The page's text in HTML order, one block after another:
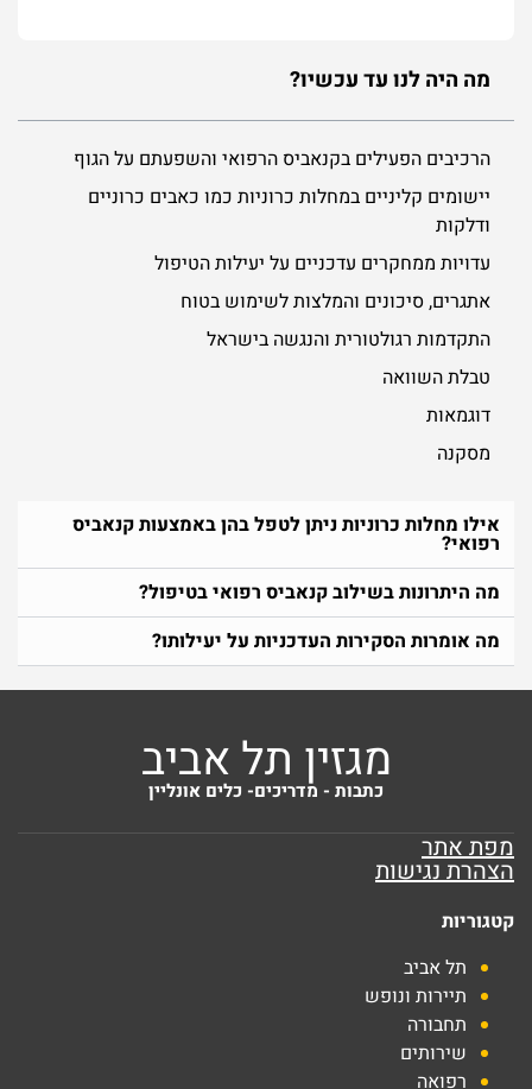
מה היה לנו עד עכשיו?
הרכיבים הפעילים בקנאביס הרפואי והשפעתם על הגוף
יישומים קליניים במחלות כרוניות כמו כאבים כרוניים
ודלקות
עדויות ממחקרים עדכניים על יעילות הטיפול
אתגרים, סיכונים והמלצות לשימוש בטוח
התקדמות רגולטורית והנגשה בישראל
טבלת השוואה
דוגמאות
מסקנה
אילו מחלות כרוניות ניתן לטפל בהן באמצעות קנאביס
רפואי?
מה היתרונות בשילוב קנאביס רפואי בטיפול?
מה אומרות הסקירות העדכניות על יעילותו?
מגזין תל אביב
כתבות - מדריכים- כלים אונליין
מפת אתר
הצהרת נגישות
קטגוריות
תל אביב
תיירות ונופש
תחבורה
שירותים
רפואה